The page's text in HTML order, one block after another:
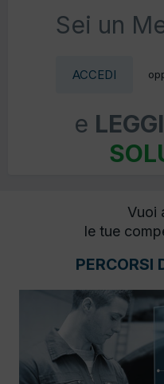
Sei un
ACCEDI
e
Vuoi
le tue
PERCORSI